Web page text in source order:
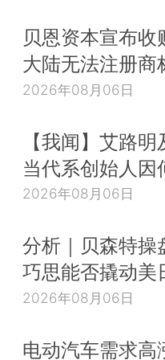
贝恩资本宣布收
大陆无法注册商
2026年08月06日
【我闻】艾路
当代系创始人因
2026年08月06日
分析｜贝森特操
巧思能否撬动美
2026年08月06日
电动汽车需求高